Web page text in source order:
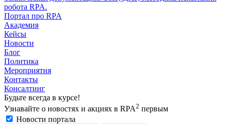
робота RPA.
Портал про RPA
Академия
Кейсы
Новости
Блог
Политика
Мероприятия
Контакты
Консалтинг
Будьте всегда в курсе!
Узнавайте о новостях и акциях в RPA2 первым
Новости портала